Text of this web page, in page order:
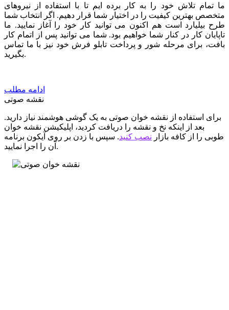
ما تمام تلاش خود را به کار برده ایم تا با استفاده از نیروهای
متخصص بهترین کیفیت را در اختیار شما قرار دهیم. اگر انتخاب شما
طرح بیلیارد است هم اکنون می توانید کار خود را آغاز نمایید. ما
تاپایان کار در کنار شما خواهیم بود. شما می توانید پس از اتمام کار
بافت، برای مرحله شور و پرداخت تابلو فرش خود نیز با ما تماس
بگیرید.
ادامه مطلب
نقشه صوتی
برای استفاده از نقشه خوان صوتی به یک گوشی هوشمند نیاز دارید.
بعد از اینکه نخ و نقشه را دریافت کردید، اپلیکیشن نقشه خوان
طوبی را از کافه بازار نصب کنید. سپس با زدن بر روی آیکون برنامه
آن را اجرا نمایید.